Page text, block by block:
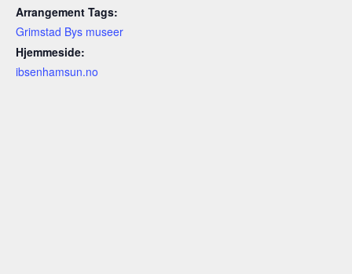
Arrangement Tags:
Grimstad Bys museer
Hjemmeside:
ibsenhamsun.no